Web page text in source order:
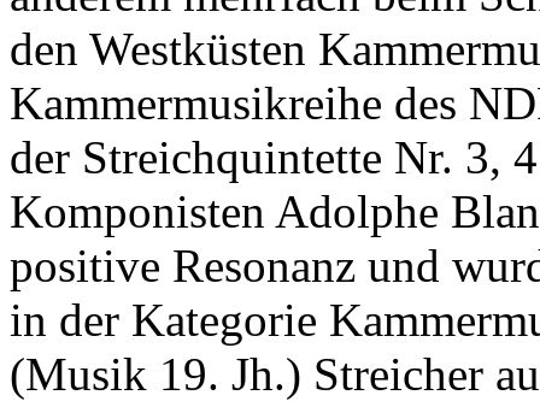
den Westküsten
Kammermusikreihe des
der Streichquintette Nr. 3,
Komponisten Adolphe
positive Resonanz und
in der Kategorie
(Musik 19. Jh.) Streicher